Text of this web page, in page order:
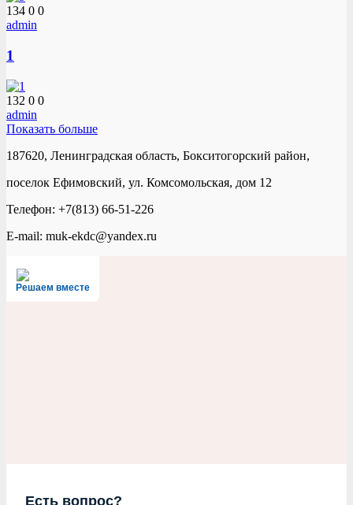
134 0 0
admin
1
132 0 0
admin
Показать больше
187620, Ленинградская область, Бокситогорский район,
поселок Ефимовский, ул. Комсомольская, дом 12
Телефон: +7(813) 66-51-226
E-mail: muk-ekdc@yandex.ru
Решаем вместе
Есть вопрос?